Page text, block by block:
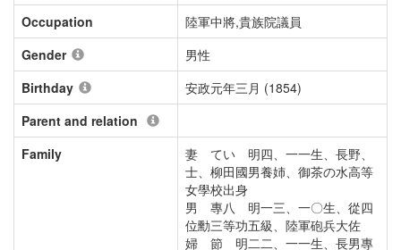
Occupation
陸軍中將,貴族院議員
Gender
男性
Birthday
安政元年三月 (1854)
Parent and relation
Family
妻 てい 明四、一一生、長野、
士、柳田國男養姉、御茶の水高等
女學校出身
男 專八 明一三、一〇生、從四
位勳三等功五級、陸軍砲兵大佐
婦 節 明二二、一一生、長男專